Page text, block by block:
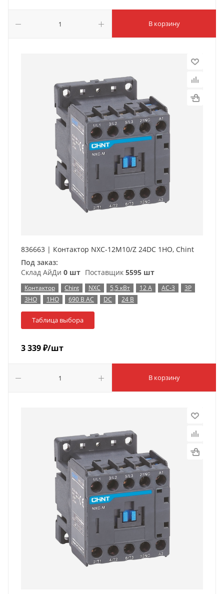
В корзину
836663 | Контактор NXC-12M10/Z 24DC 1НO, Chint
Под заказ:
Склад АйДи 0 шт Поставщик 5595 шт
Контактор Chint NXC 5,5 кВт 12 А AC-3
3P
3НО
1НО 690 В AC DC 24 В
Таблица выбора
3 339₽/шт
В корзину